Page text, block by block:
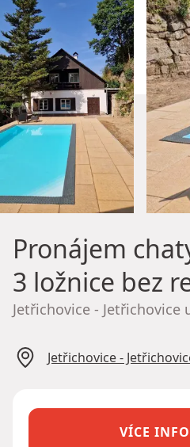
Pronájem
3 ložnice bez
Jetřichovice - Jetřichovice
Jetřichovice -
VÍCE